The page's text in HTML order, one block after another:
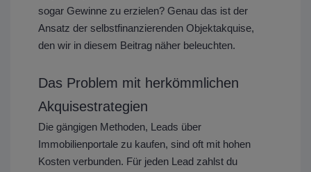
sogar Gewinne zu erzielen? Genau das ist der
Ansatz der selbstfinanzierenden Objektakquise,
den wir in diesem Beitrag näher beleuchten.
Das Problem mit herkömmlichen
Akquisestrategien
Die gängigen Methoden, Leads über
Immobilienportale zu kaufen, sind oft mit hohen
Kosten verbunden. Für jeden Lead zahlst du